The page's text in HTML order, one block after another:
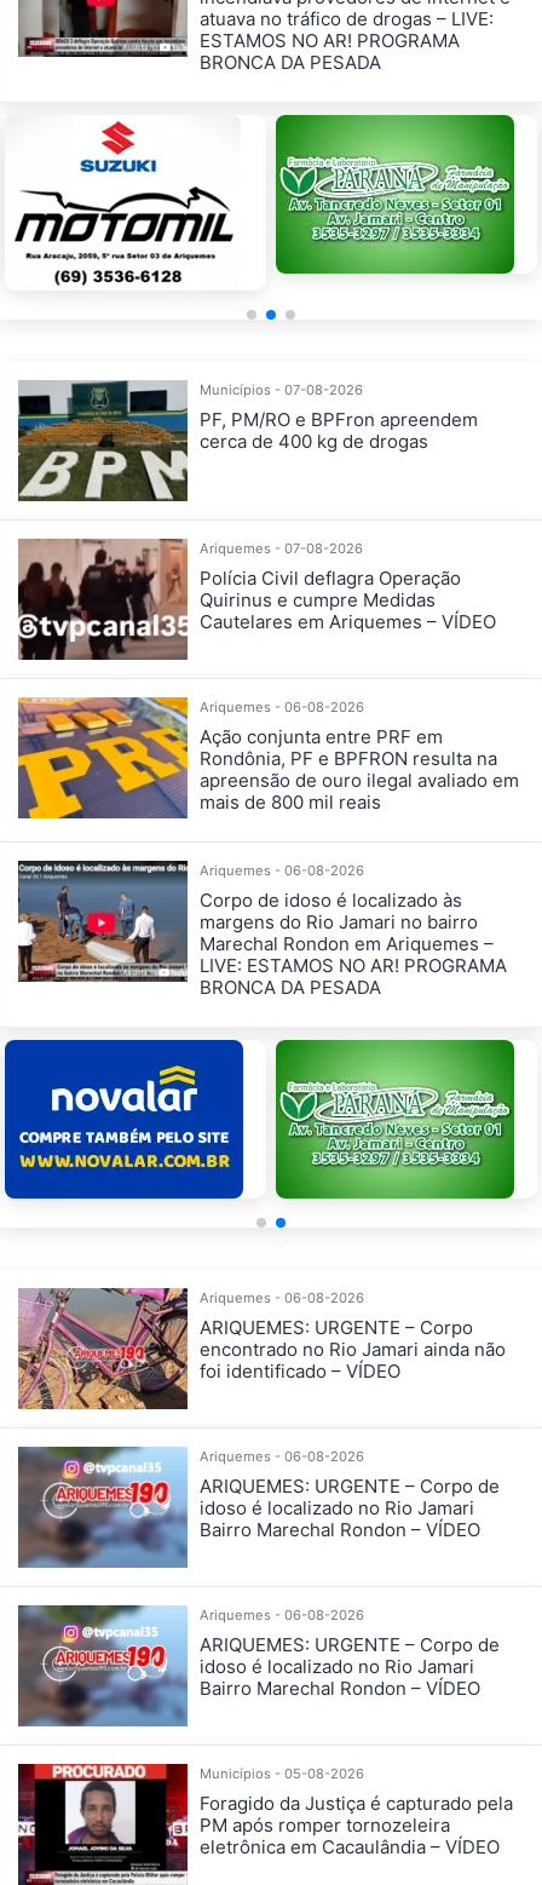
atuava no tráfico de drogas – LIVE:
ESTAMOS NO AR! PROGRAMA
BRONCA DA PESADA
Municípios - 07-08-2026
PF, PM/RO e BPFron apreendem
cerca de 400 kg de drogas
Ariquemes - 07-08-2026
Polícia Civil deflagra Operação
Quirinus e cumpre Medidas
Cautelares em Ariquemes – VÍDEO
Ariquemes - 06-08-2026
Ação conjunta entre PRF em
Rondônia, PF e BPFRON resulta na
apreensão de ouro ilegal avaliado em
mais de 800 mil reais
Ariquemes - 06-08-2026
Corpo de idoso é localizado às
margens do Rio Jamari no bairro
Marechal Rondon em Ariquemes –
LIVE: ESTAMOS NO AR! PROGRAMA
BRONCA DA PESADA
Ariquemes - 06-08-2026
ARIQUEMES: URGENTE – Corpo
encontrado no Rio Jamari ainda não
foi identificado – VÍDEO
Ariquemes - 06-08-2026
ARIQUEMES: URGENTE – Corpo de
idoso é localizado no Rio Jamari
Bairro Marechal Rondon – VÍDEO
Ariquemes - 06-08-2026
ARIQUEMES: URGENTE – Corpo de
idoso é localizado no Rio Jamari
Bairro Marechal Rondon – VÍDEO
Municípios - 05-08-2026
Foragido da Justiça é capturado pela
PM após romper tornozeleira
eletrônica em Cacaulândia – VÍDEO